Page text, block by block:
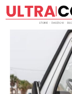
Vai
al